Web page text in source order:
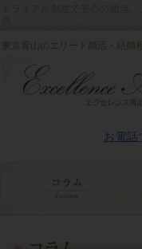
東京青山のエリート婚活・結婚
お電話